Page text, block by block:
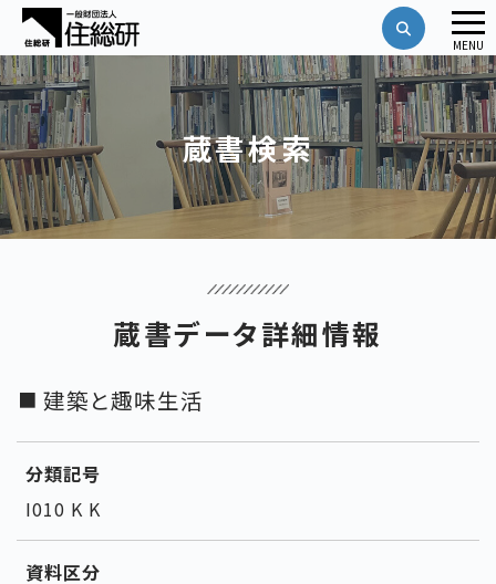
蔵書検索
蔵書データ詳細情報
建築と趣味生活
分類記号
I010 K K
資料区分
メ
ニ
ュ
ー
MENU